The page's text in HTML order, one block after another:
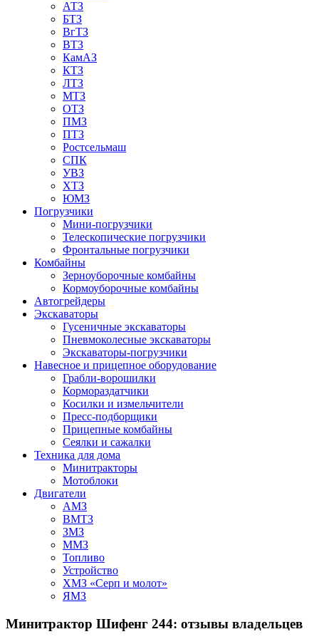
АТЗ
БТЗ
ВгТЗ
ВТЗ
КамАЗ
КТЗ
ЛТЗ
МТЗ
ОТЗ
ПМЗ
ПТЗ
Ростсельмаш
СПК
УВЗ
ХТЗ
ЮМЗ
Погрузчики
Мини-погрузчики
Телескопические погрузчики
Фронтальные погрузчики
Комбайны
Зерноуборочные комбайны
Кормоуборочные комбайны
Автогрейдеры
Экскаваторы
Гусеничные экскаваторы
Пневмоколесные экскаваторы
Экскаваторы-погрузчики
Навесное и прицепное оборудование
Грабли-ворошилки
Кормораздатчики
Косилки и измельчители
Пресс-подборщики
Прицепные комбайны
Сеялки и сажалки
Техника для дома
Минитракторы
Мотоблоки
Двигатели
АМЗ
ВМТЗ
ЗМЗ
ММЗ
Топливо
Устройство
ХМЗ «Серп и молот»
ЯМЗ
Минитрактор Шифенг 244: отзывы владельцев